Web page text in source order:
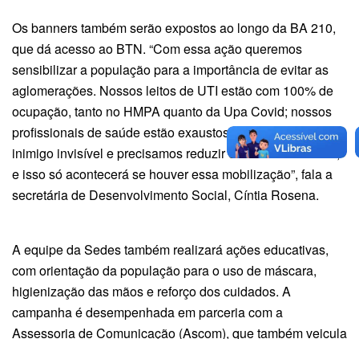
Os banners também serão expostos ao longo da BA 210,
que dá acesso ao BTN. “Com essa ação queremos
sensibilizar a população para a importância de evitar as
aglomerações. Nossos leitos de UTI estão com 100% de
ocupação, tanto no HMPA quanto da Upa Covid; nossos
profissionais de saúde estão exaustos, lutando contra esse
inimigo invisível e precisamos reduzir o número de casos,
e isso só acontecerá se houver essa mobilização”, fala a
secretária de Desenvolvimento Social, Cíntia Rosena.
A equipe da Sedes também realizará ações educativas,
com orientação da população para o uso de máscara,
higienização das mãos e reforço dos cuidados. A
campanha é desempenhada em parceria com a
Assessoria de Comunicação (Ascom), que também veicula